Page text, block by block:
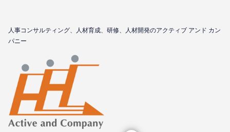
⼈事コンサルティング、⼈材育成、研修、⼈材開発のアクティブ アンド カン
パニー